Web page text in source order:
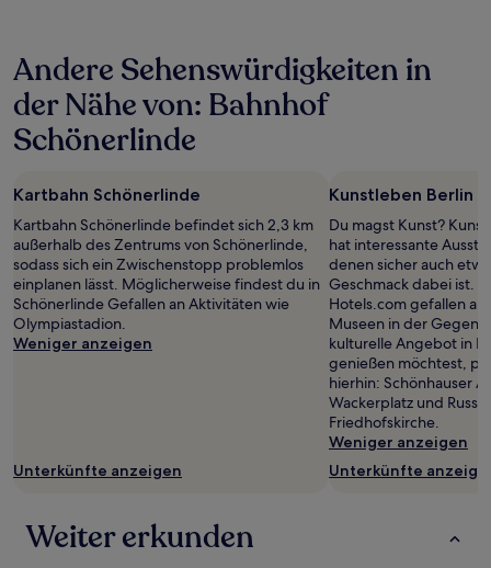
24 Stunden
für
einen
Aufenthalt
mit
2 Erwachsenen
gefunden
wurde.
Preise
und
Verfügbarkeiten
können
sich
Andere Sehenswürdigkeiten in
der Nähe von: Bahnhof
Schönerlinde
Kartbahn Schönerlinde
Kartbahn Schönerlinde befindet sich 2,3 km
außerhalb des Zentrums von Schönerlinde,
sodass sich ein Zwischenstopp problemlos
einplanen lässt. Möglicherweise findest du in
Schönerlinde Gefallen an Aktivitäten wie
Olympiastadion.
Weniger anzeigen
Unterkünfte anzeigen
Kunstleben Berlin
Du magst Kunst?
hat interessante
denen sicher auch
Geschmack dabei ist.
Hotels.com gefallen
Museen in der
kulturelle Angebot in
genießen möchtest,
hierhin: Schönhauser
Wackerplatz und
Friedhofskirche.
Weniger anzeigen
Unterkünfte
Weiter erkunden